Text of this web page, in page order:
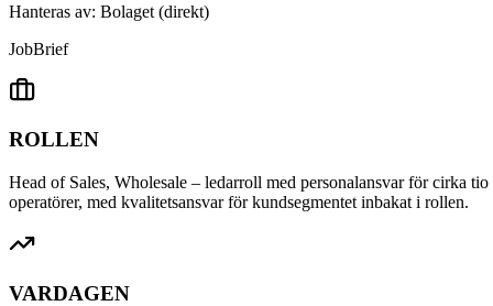
Hanteras av: Bolaget (direkt)
JobBrief
ROLLEN
Head of Sales, Wholesale – ledarroll med personalansvar för cirka
operatörer, med kvalitetsansvar för kundsegmentet inbakat i rollen.
VARDAGEN